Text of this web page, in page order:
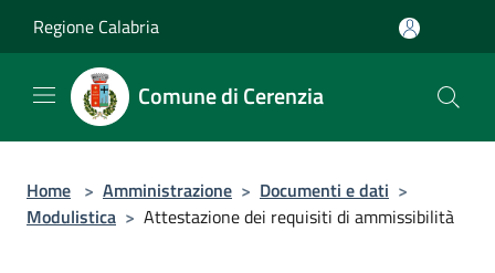
Regione Calabria
Comune di Cerenzia
Home > Amministrazione > Documenti e dati >
Modulistica > Attestazione dei requisiti di ammissibilità